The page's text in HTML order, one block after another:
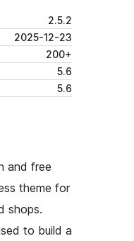
2.5.2
2025-12-23
200+
5.6
5.6
and free
theme for
shops.
to build a